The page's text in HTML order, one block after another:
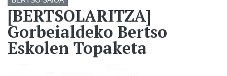
[BERTSOLARITZA]
Gorbeialdeko Bertso
Eskolen Topaketa